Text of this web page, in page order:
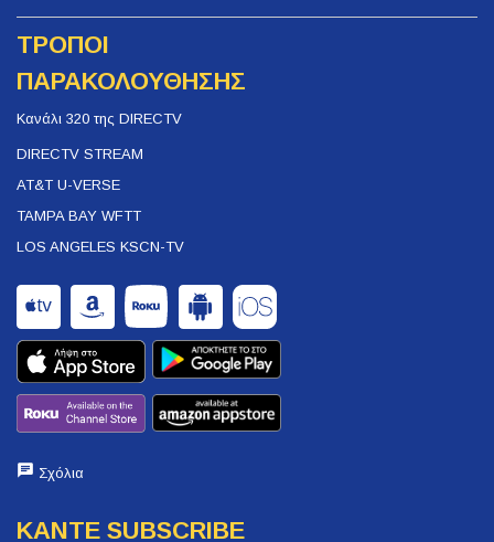
ΤΡΟΠΟΙ
ΠΑΡΑΚΟΛΟΥΘΗΣΗΣ
Κανάλι 320 της DIRECTV
DIRECTV STREAM
AT&T U-VERSE
TAMPA BAY WFTT
LOS ANGELES KSCN-TV
Σχόλια
ΚΑΝΤΕ SUBSCRIBE